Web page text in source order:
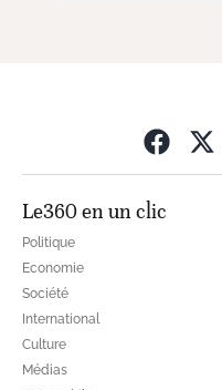
Le360 en un clic
Politique
Economie
Société
International
Culture
Médias